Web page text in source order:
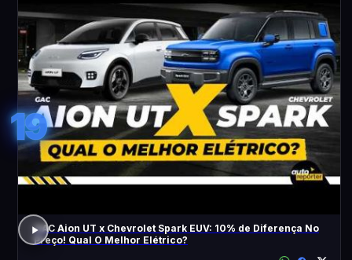
19
GAC Aion UT x Chevrolet Spark EUV: 10% de Diferença No
Preço! Qual O Melhor Elétrico?